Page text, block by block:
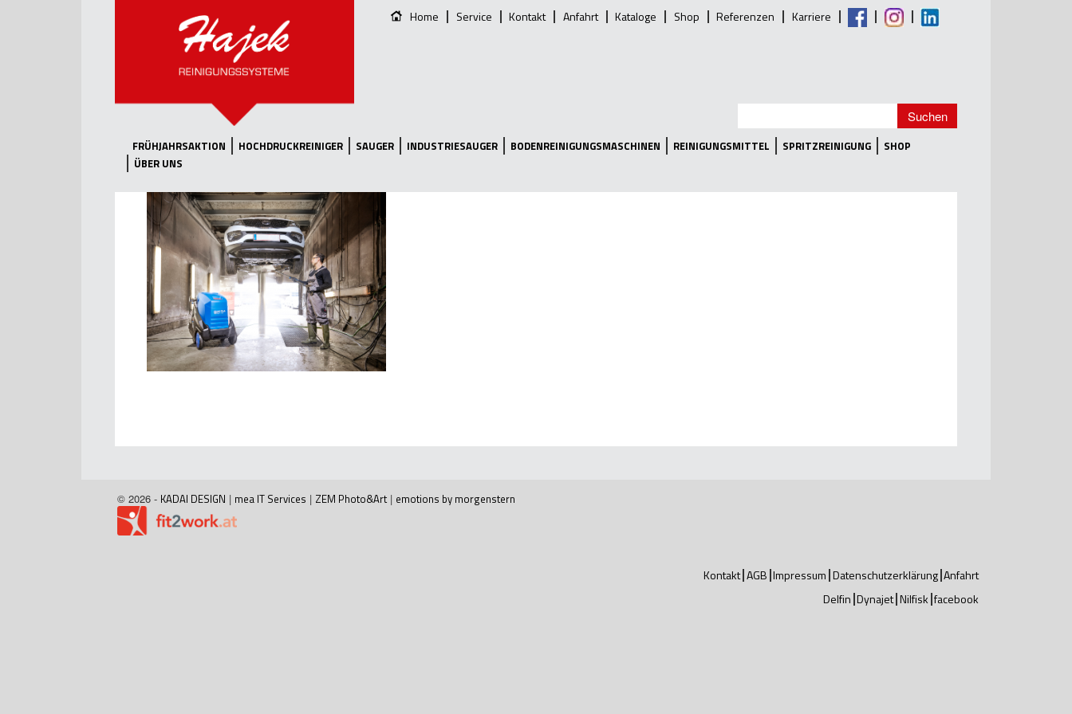
Home Service Kontakt Anfahrt Kataloge Shop Referenzen Karriere
FRÜHJAHRSAKTION HOCHDRUCKREINIGER SAUGER INDUSTRIESAUGER BODENREINIGUNGSMASCHINEN REINIGUNGSMITTEL SPRITZREINIGUNG
SHOP
ÜBER UNS
© 2026 - KADAI DESIGN | mea IT Services | ZEM Photo&Art | emotions by morgenstern
Kontakt AGB Impressum Datenschutzerklärung Anfahrt
Delfin Dynajet Nilfisk facebook